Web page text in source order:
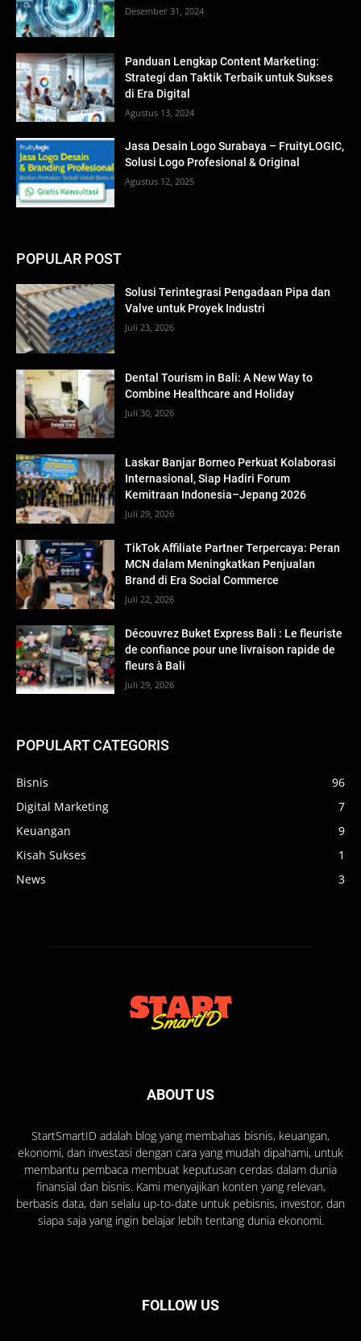
Desember 31, 2024
Panduan Lengkap Content Marketing:
Strategi dan Taktik Terbaik untuk Sukses
di Era Digital
Agustus 13, 2024
Jasa Desain Logo Surabaya – FruityLOGIC,
Solusi Logo Profesional & Original
Agustus 12, 2025
POPULAR POST
Solusi Terintegrasi Pengadaan Pipa dan
Valve untuk Proyek Industri
Juli 23, 2026
Dental Tourism in Bali: A New Way to
Combine Healthcare and Holiday
Juli 30, 2026
Laskar Banjar Borneo Perkuat Kolaborasi
Internasional, Siap Hadiri Forum
Kemitraan Indonesia–Jepang 2026
Juli 29, 2026
TikTok Affiliate Partner Terpercaya: Peran
MCN dalam Meningkatkan Penjualan
Brand di Era Social Commerce
Juli 22, 2026
Découvrez Buket Express Bali : Le fleuriste
de confiance pour une livraison rapide de
fleurs à Bali
Juli 29, 2026
POPULART CATEGORIS
Bisnis
96
Digital Marketing
7
Keuangan
9
Kisah Sukses
1
News
3
ABOUT US
StartSmartID adalah blog yang membahas bisnis, keuangan,
ekonomi, dan investasi dengan cara yang mudah dipahami, untuk
membantu pembaca membuat keputusan cerdas dalam dunia
finansial dan bisnis. Kami menyajikan konten yang relevan,
berbasis data, dan selalu up-to-date untuk pebisnis, investor, dan
siapa saja yang ingin belajar lebih tentang dunia ekonomi.
FOLLOW US